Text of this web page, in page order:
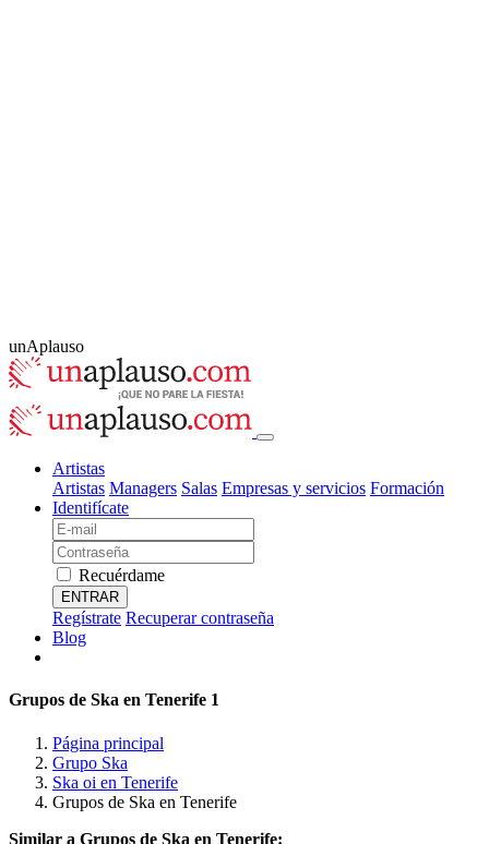
unAplauso
Artistas
Artistas Managers Salas Empresas y servicios Formación
Identifícate
Recuérdame
ENTRAR
Regístrate Recuperar contraseña
Blog
Grupos de Ska en Tenerife 1
Página principal
Grupo Ska
Ska oi en Tenerife
Grupos de Ska en Tenerife
Similar a Grupos de Ska en Tenerife: